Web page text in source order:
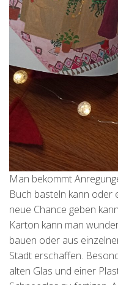
Man bekommt
Buch basteln kann oder
neue Chance geben
Karton kann man
bauen oder aus
Stadt erschaffen.
alten Glas und einer